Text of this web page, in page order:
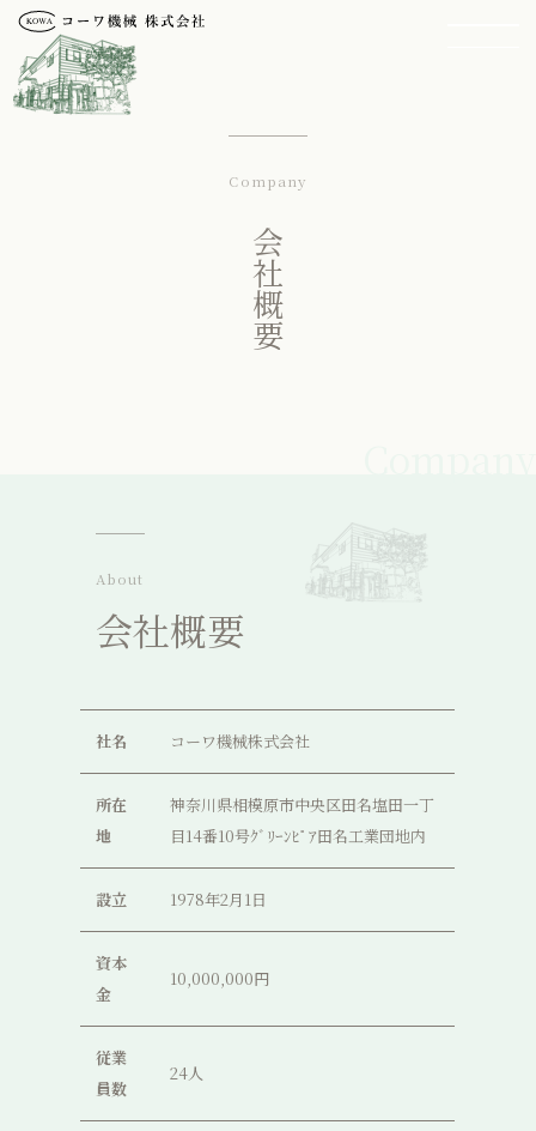
会社概要
Company
会社概要
About
社名 コーワ機械株式会社
所在
地
神奈川県相模原市中央区田名塩田一丁
目14番10号ｸﾞﾘｰﾝﾋﾟｱ田名工業団地内
設立 1978年2月1日
資本
金
10,000,000円
従業
員数
24人